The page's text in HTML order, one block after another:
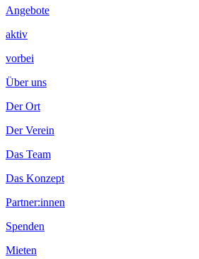
Angebote
aktiv
vorbei
Über uns
Der Ort
Der Verein
Das Team
Das Konzept
Partner:innen
Spenden
Mieten